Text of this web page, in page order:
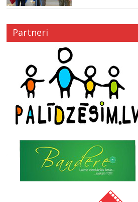
Partneri